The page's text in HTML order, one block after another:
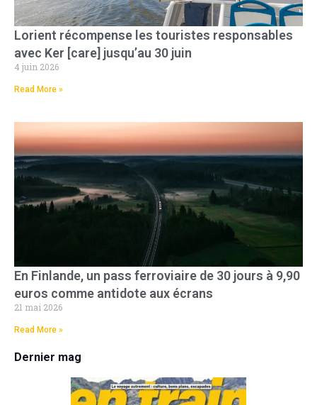
Lorient récompense les touristes responsables
avec Ker [care] jusqu’au 30 juin
4 juin 2026
Read More »
En Finlande, un pass ferroviaire de 30 jours à 9,90
euros comme antidote aux écrans
21 mai 2026
Read More »
Dernier mag